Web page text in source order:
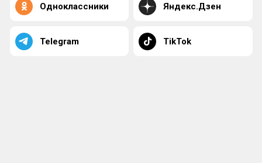
Одноклассники Яндекс.Дзен
Telegram TikTok